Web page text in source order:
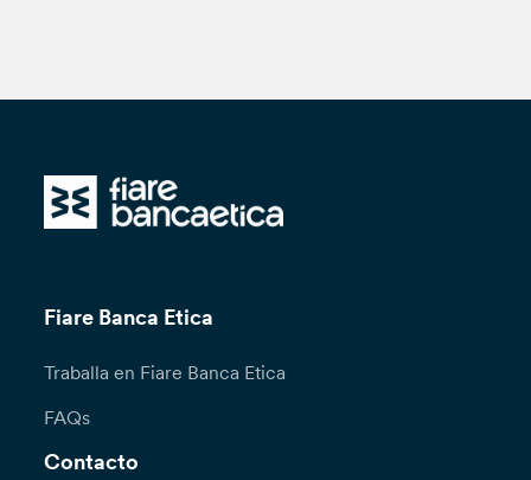
Fiare Banca Etica
Traballa en Fiare Banca Etica
FAQs
Contacto